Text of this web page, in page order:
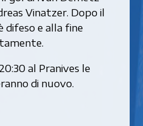
Vinatzer. Dopo il
difeso e alla fine
al Pranives le
di nuovo.